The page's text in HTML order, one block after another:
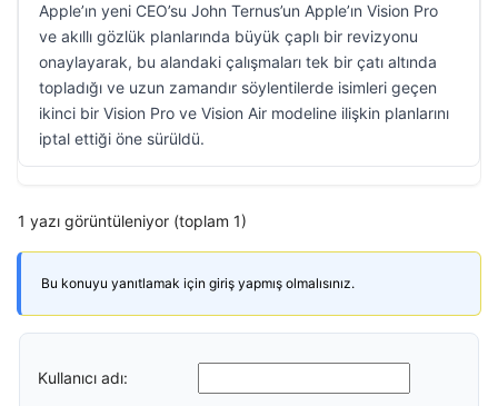
Apple’ın yeni CEO’su John Ternus’un Apple’ın Vision Pro
ve akıllı gözlük planlarında büyük çaplı bir revizyonu
onaylayarak, bu alandaki çalışmaları tek bir çatı altında
topladığı ve uzun zamandır söylentilerde isimleri geçen
ikinci bir Vision Pro ve Vision Air modeline ilişkin planlarını
iptal ettiği öne sürüldü.
1 yazı görüntüleniyor (toplam 1)
Bu konuyu yanıtlamak için giriş yapmış olmalısınız.
Kullanıcı adı: